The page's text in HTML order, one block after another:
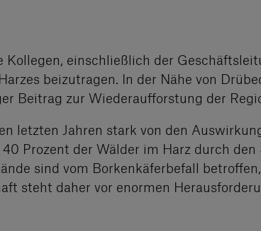
einschließlich der
beizutragen. In der Nähe von
Beitrag zur Wiederaufforstung der
letzten Jahren stark von den
Prozent der Wälder im Harz durch
sind vom Borkenkäferbefall
steht daher vor enormen